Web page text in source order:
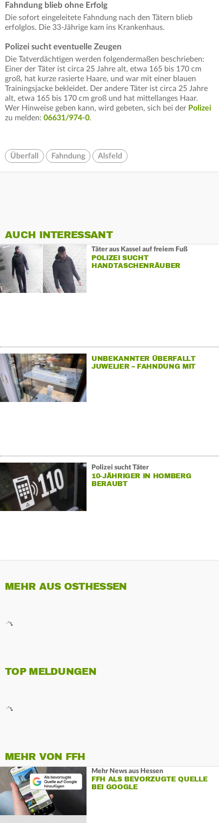
Fahndung blieb ohne Erfolg
Die sofort eingeleitete Fahndung nach den Tätern blieb
erfolglos. Die 33-Jährige kam ins Krankenhaus.
Polizei sucht eventuelle Zeugen
Die Tatverdächtigen werden folgendermaßen beschrieben:
Einer der Täter ist circa 25 Jahre alt, etwa 165 bis 170 cm
groß, hat kurze rasierte Haare, und war mit einer blauen
Trainingsjacke bekleidet. Der andere Täter ist circa 25 Jahre
alt, etwa 165 bis 170 cm groß und hat mittellanges Haar.
Wer Hinweise geben kann, wird gebeten, sich bei der Polizei
zu melden: 06631/974-0.
Überfall Fahndung Alsfeld
AUCH INTERESSANT
Täter aus Kassel auf freiem Fuß
POLIZEI SUCHT
HANDTASCHENRÄUBER
UNBEKANNTER ÜBERFALLT
JUWELIER – FAHNDUNG MIT
Polizei sucht Täter
10-JÄHRIGER IN HOMBERG
BERAUBT
MEHR AUS OSTHESSEN
TOP MELDUNGEN
MEHR VON FFH
Mehr News aus Hessen
FFH ALS BEVORZUGTE QUELLE
BEI GOOGLE